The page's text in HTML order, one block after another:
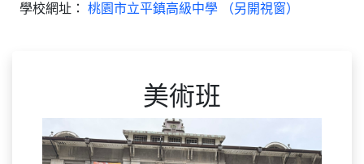
學校網址： 桃園市立平鎮高級中學 （另開視窗）
美術班